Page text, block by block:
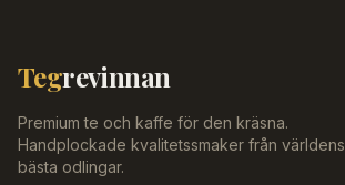
Tegrevinnan
Premium te och kaffe för den kräsna.
Handplockade kvalitetssmaker från världens
bästa odlingar.